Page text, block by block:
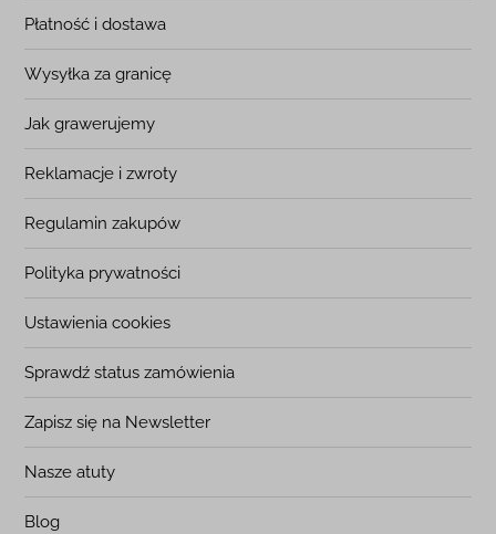
Płatność i dostawa
Wysyłka za granicę
Jak grawerujemy
Reklamacje i zwroty
Regulamin zakupów
Polityka prywatności
Ustawienia cookies
Sprawdź status zamówienia
Zapisz się na Newsletter
Nasze atuty
Blog